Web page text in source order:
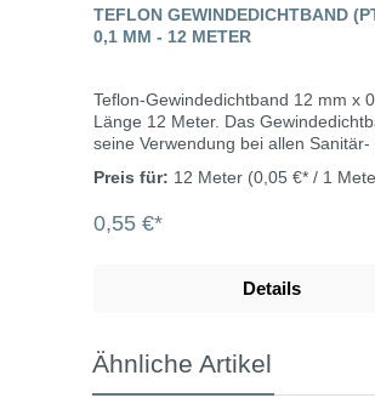
TEFLON GEWINDEDICHTBAND
0,1 MM - 12 METER
Teflon-Gewindedichtband 12 mm x
Länge 12 Meter. Das
seine Verwendung bei allen Sanitär-
Warmwasserbereich.
Preis für: 12 Meter (0,05 €* / 1
0,55 €*
Details
Ähnliche Artikel